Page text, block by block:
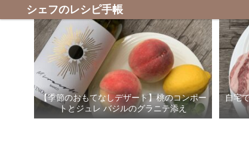
シェフのレシピ手帳
【季節のおもてなしデザート】桃のコンポー
トとジュレ バジルのグラニテ添え
自宅